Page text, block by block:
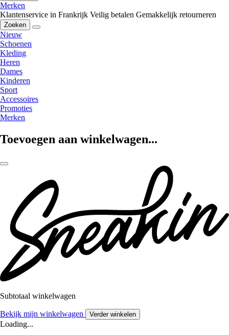
Merken
Klantenservice in Frankrijk Veilig betalen Gemakkelijk retourneren
Zoeken
Nieuw
Schoenen
Kleding
Heren
Dames
Kinderen
Sport
Accessoires
Promoties
Merken
Toevoegen aan winkelwagen...
Subtotaal winkelwagen
Bekijk mijn winkelwagen Verder winkelen
Loading...